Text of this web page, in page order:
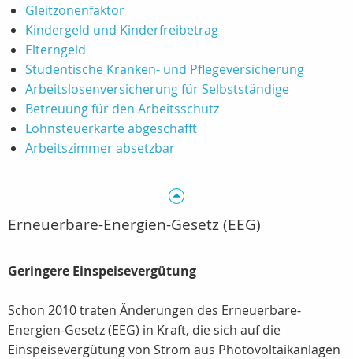
Gleitzonenfaktor
Kindergeld und Kinderfreibetrag
Elterngeld
Studentische Kranken- und Pflegeversicherung
Arbeitslosenversicherung für Selbstständige
Betreuung für den Arbeitsschutz
Lohnsteuerkarte abgeschafft
Arbeitszimmer absetzbar
Erneuerbare-Energien-Gesetz (EEG)
Geringere Einspeisevergütung
Schon 2010 traten Änderungen des Erneuerbare-
Energien-Gesetz (EEG) in Kraft, die sich auf die
Einspeisevergütung von Strom aus Photovoltaikanlagen